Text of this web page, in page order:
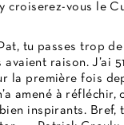
croiserez-vous le
tu passes trop
raison. J’ai
la première fois
amené à
inspirants. Bref,